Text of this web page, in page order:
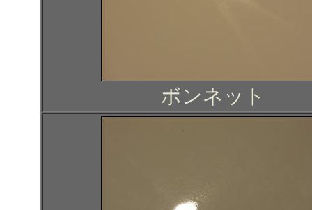
ボンネット